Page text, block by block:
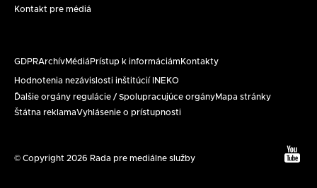
Kontakt pre médiá
Päta
GDPRArchívMédiá Prístup k informáciám Kontakty
Hodnotenia nezávislosti inštitúcií INEKO
Ďalšie orgány regulácie / Spolupracujúce orgányMapa stránky
Štátna reklamaVyhlásenie o prístupnosti
© Copyright 2026 Rada pre mediálne služby